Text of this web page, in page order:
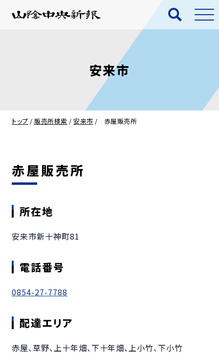
安来市
トップ / 販売所検索 /安来市 / 赤屋販売所
赤屋販売所
所在地
安来市新十神町81
電話番号
0854-27-7788
配達エリア
赤屋、草野、上十年畑、下十年畑、上小竹、下小竹